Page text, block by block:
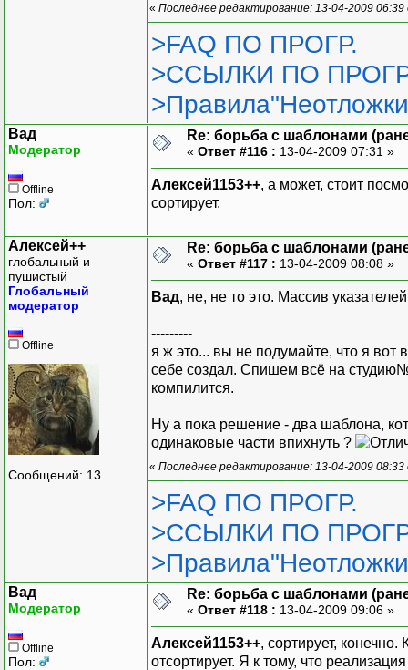
« Последнее редактирование: 13-04-2009
>FAQ ПО ПРОГР.
>ССЫЛКИ ПО
Вад
Модератор
Offline
Пол:
Re: борьба с шаблонами
« Ответ #116 : 13-04-2009 07:31 »
Алексей1153++, а может, стоит
сортирует.
Алексей++
глобальный и
пушистый
Глобальный
модератор
Offline
Сообщений: 13
Re: борьба с шаблонами
« Ответ #117 : 13-04-2009 08:08 »
Вад, не, не то это. Массив
---------
я ж это... вы не подумайте, что я
себе создал. Спишем всё на
компилится.
Ну а пока решение - два шаблона,
одинаковые части впихнуть ?
« Последнее редактирование: 13-04-2009
>FAQ ПО ПРОГР.
>ССЫЛКИ ПО
Вад
Модератор
Offline
Пол:
Re: борьба с шаблонами
« Ответ #118 : 13-04-2009 09:06 »
Алексей1153++, сортирует,
отсортирует. Я к тому, что